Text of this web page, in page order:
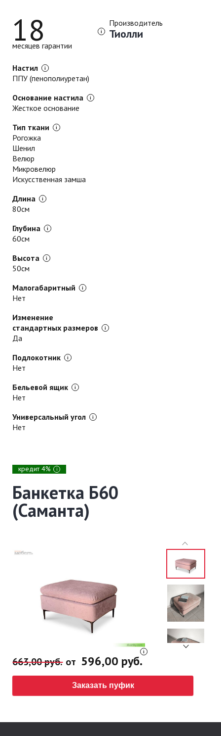
Настил
ППУ (пенополиуретан)
Основание настила
Жесткое основание
Тип ткани
Рогожка
Шенил
Велюр
Микровелюр
Искусственная замша
Длина
80см
Глубина
60см
Высота
50см
Малогабаритный
Нет
Изменение
стандартных размеров
Да
Подлокотник
Нет
Бельевой ящик
Нет
Универсальный угол
Нет
Производитель
Тиолли
18
месяцев гарантии
кредит 4% i
Банкетка Б60
(Саманта)
663,00 руб. от 596,00 руб.
Заказать пуфик